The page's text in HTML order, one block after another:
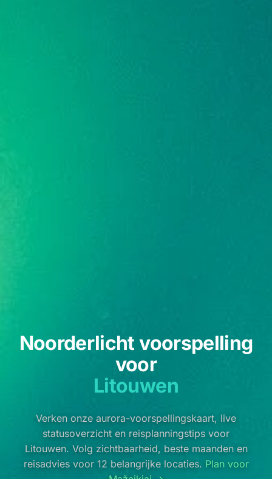
Noorderlicht voorspelling
voor
Litouwen
Verken onze aurora-voorspellingskaart, live
statusoverzicht en reisplanningstips voor
Litouwen. Volg zichtbaarheid, beste maanden en
reisadvies voor 12 belangrijke locaties. Plan voor